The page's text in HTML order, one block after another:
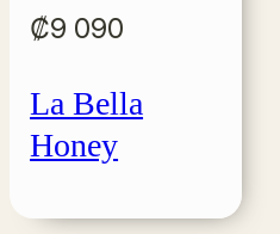
₡9 090
La Bella
Honey